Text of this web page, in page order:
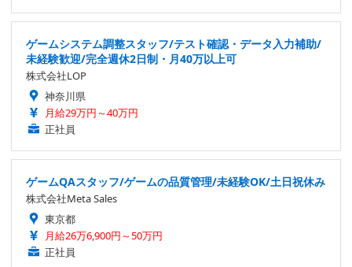
ゲームシステム調整スタッフ/テスト確認・データ入力補助/
未経験歓迎/完全週休2日制・月40万以上可
株式会社LOP
神奈川県
月給29万円～40万円
正社員
ゲームQAスタッフ/ゲームの品質管理/未経験OK/土日祝休み
株式会社Meta Sales
東京都
月給26万6,900円～50万円
正社員